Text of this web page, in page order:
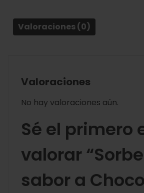
Valoraciones (0)
Valoraciones
No hay valoraciones aún.
Sé el primero
valorar
sabor a